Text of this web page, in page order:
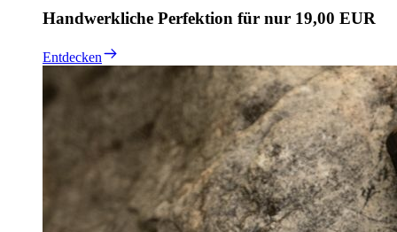
Handwerkliche Perfektion für nur 19,00 EUR
Entdecken